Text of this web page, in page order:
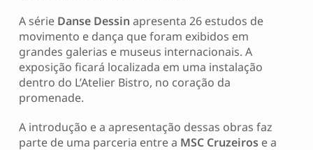
A série Danse Dessin apresenta 26 estudos de
movimento e dança que foram exibidos em
grandes galerias e museus internacionais. A
exposição ficará localizada em uma instalação
dentro do L’Atelier Bistro, no coração da
promenade.
A introdução e a apresentação dessas obras faz
parte de uma parceria entre a MSC Cruzeirose a